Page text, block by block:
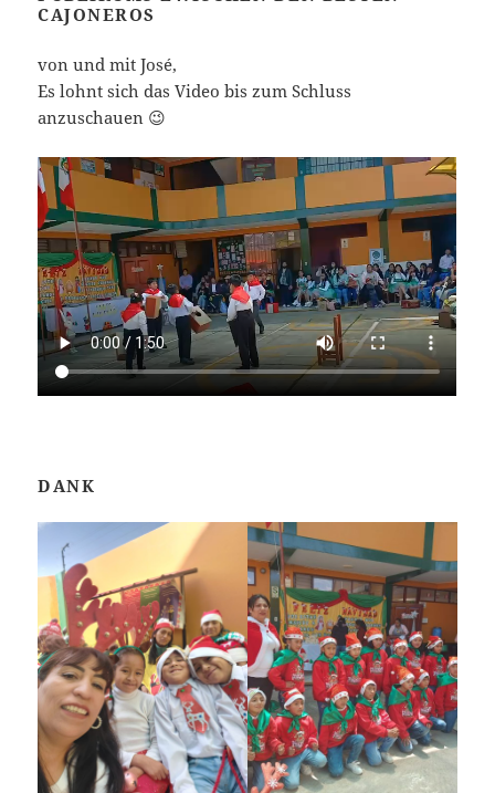
CAJONEROS
von und mit José,
Es lohnt sich das Video bis zum Schluss
anzuschauen 😉
DANK